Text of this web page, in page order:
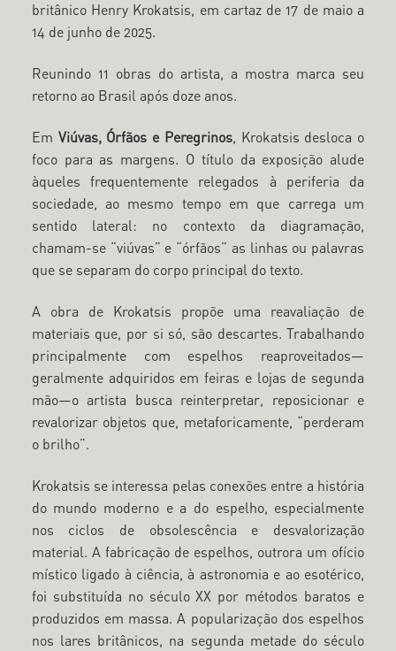
britânico Henry Krokatsis, em cartaz de 17 de maio a
14 de junho de 2025.
Reunindo 11 obras do artista, a mostra marca seu
retorno ao Brasil após doze anos.
Em Viúvas, Órfãos e Peregrinos, Krokatsis desloca o
foco para as margens. O título da exposição alude
àqueles frequentemente relegados à periferia da
sociedade, ao mesmo tempo em que carrega um
sentido lateral: no contexto da diagramação,
chamam-se “viúvas” e “órfãos” as linhas ou palavras
que se separam do corpo principal do texto.
A obra de Krokatsis propõe uma reavaliação de
materiais que, por si só, são descartes. Trabalhando
principalmente com espelhos reaproveitados—
geralmente adquiridos em feiras e lojas de segunda
mão—o artista busca reinterpretar, reposicionar e
revalorizar objetos que, metaforicamente, “perderam
o brilho”.
Krokatsis se interessa pelas conexões entre a história
do mundo moderno e a do espelho, especialmente
nos ciclos de obsolescência e desvalorização
material. A fabricação de espelhos, outrora um ofício
místico ligado à ciência, à astronomia e ao esotérico,
foi substituída no século XX por métodos baratos e
produzidos em massa. A popularização dos espelhos
nos lares britânicos, na segunda metade do século